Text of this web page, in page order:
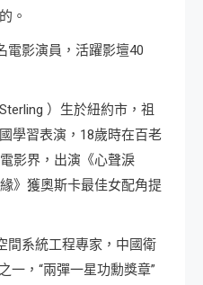
。
影演員，活躍影壇40
）生於紐約市，祖
學習表演，18歲時在百老
影界，出演《心聲淚
》獲奧斯卡最佳女配角提
系統工程專家，中國衛
一，“兩彈一星功勳獎章”